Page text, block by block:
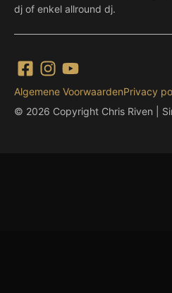
dj of enkel allround dj.
© 2026 Copyright Chris Riven |
Algemene VoorwaardenPrivacy